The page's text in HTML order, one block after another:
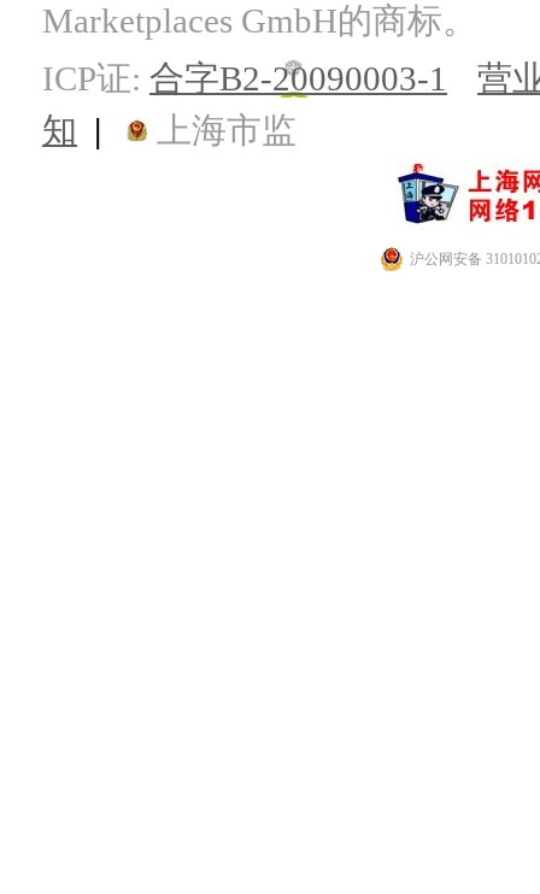
Marketplaces GmbH的商标。
ICP证: 合字B2-20090003-1
营
知 | 上海市监
沪公网安备